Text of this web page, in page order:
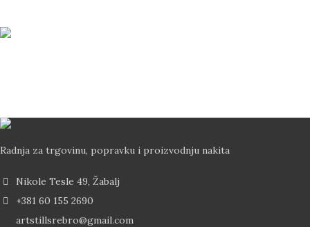
Radnja za trgovinu, popravku i proizvodnju nakita
Nikole Tesle 49, Žabalj
+381 60 155 2690
artstillsrebro@gmail.com